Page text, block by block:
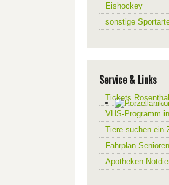
Eishockey
sonstige
Service & Links
Tickets
VHS-Programm
Tiere suchen ein
Fahrplan
Apotheken-